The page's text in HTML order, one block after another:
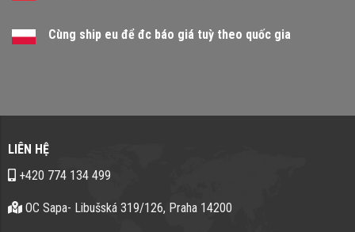
Cùng ship eu để đc báo giá tuỳ theo quốc gia
LIÊN HỆ
+420 774 134 499
OC Sapa- Libušská 319/126, Praha 14200